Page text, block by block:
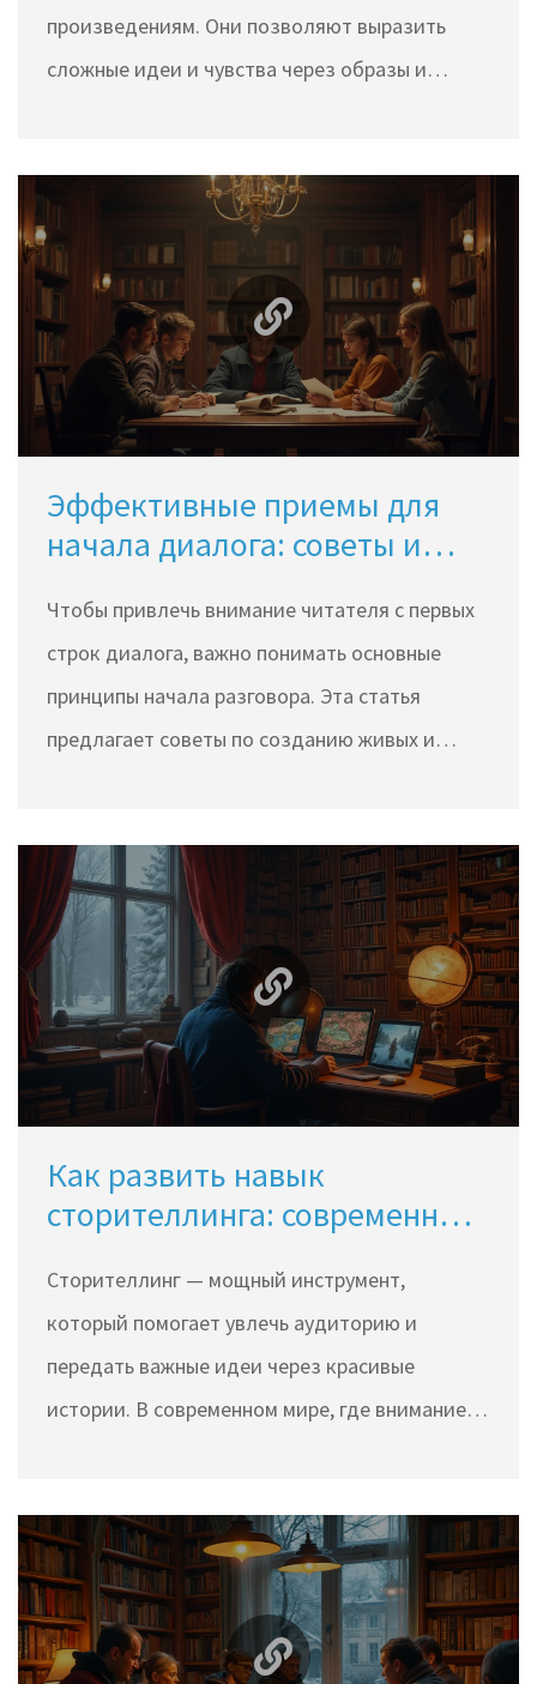
произведениям. Они позволяют выразить
сложные идеи и чувства через образы и
или фильма. В этой статье мы рассмотрим, как
распознать и интерпретировать метафоры, а
также поделимся интересными фактами о них.
Эффективные приемы для
начала диалога: советы и
Чтoбы привлечь внимание читателя с первых
строк диалога, важно понимать основные
принципы начала разговора. Эта статья
предлагает советы по созданию живых и
использовать эмоциональное напряжение и
создавать реалистичные обмены репликами.
Обсуждаются примеры из популярных книг и
фильмов, раскрывающие секреты успешных
диалогов. Поделимся также методами, как
развить свои навыки в написании динамичных
диалогов.
Как развить навык
сторителлинга: современные
Сторителлинг — мощный инструмент,
который помогает увлечь аудиторию и
передать важные идеи через красивые
истории. В современном мире, где внимание
запоминающимся и интерактивным. Эта
статья исследует ключевые методы развития
навыка сторителлинга, от классических
приемов до новейших тенденций,